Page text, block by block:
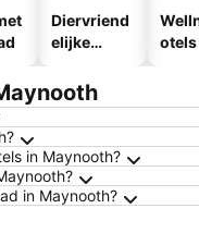
Diervriend
elijke
otels
in Maynooth?
in Maynooth?